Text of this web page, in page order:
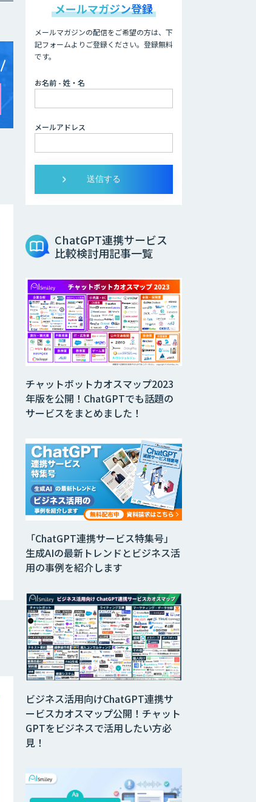
メールマガジン登録
メールマガジンの配信をご希望の方は、下
記フォームよりご登録ください。登録無料
です。
お名前 - 姓・名
メールアドレス
ChatGPT連携サービス
比較検討用記事一覧
チャットボットカオスマップ2023
年版を公開！ChatGPTでも話題の
サービスをまとめました！
「ChatGPT連携サービス特集号」
生成AIの最新トレンドとビジネス活
用の事例を紹介します
ビジネス活用向けChatGPT連携サ
ービスカオスマップ公開！チャット
GPTをビジネスで活用したい方必
見！